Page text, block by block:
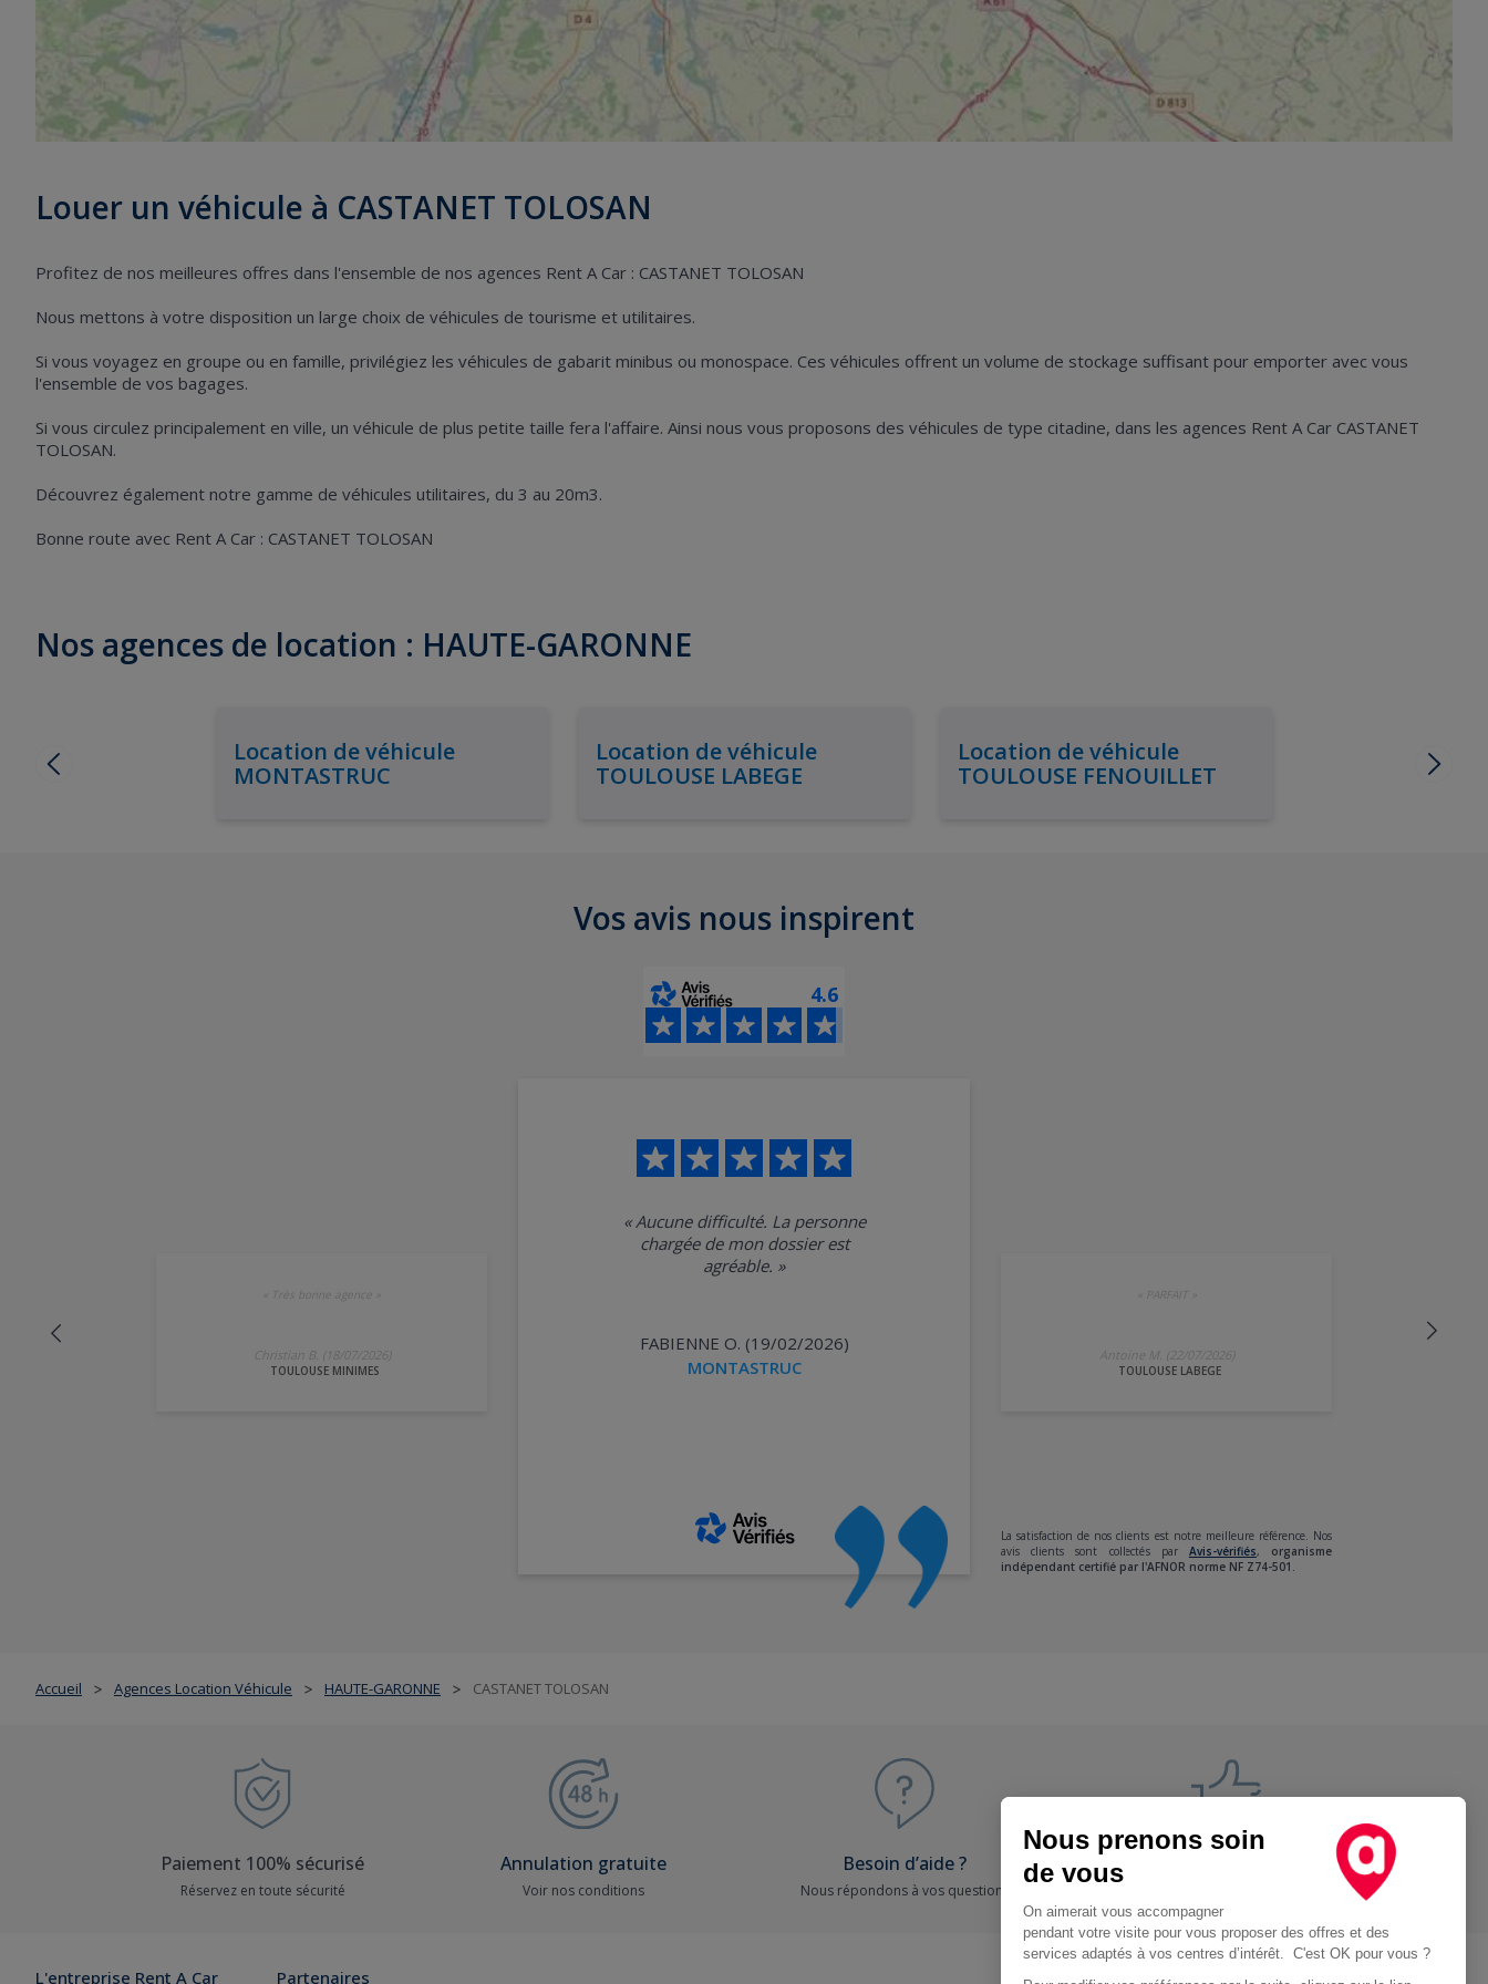
Accueil > Agences Location Véhicule > HAUTE-GARONNE > CASTANET TOLOSAN
Louer un véhicule à CASTANET TOLOSAN
Profitez de nos meilleures offres dans l'ensemble de nos agences Rent A Car : CASTANET TOLOSAN
Nous mettons à votre disposition un large choix de véhicules de tourisme et utilitaires.
Si vous voyagez en groupe ou en famille, privilégiez les véhicules de gabarit minibus ou monospace. Ces véhicules offrent un volume de stockage suffisant pour emporter avec vous
l'ensemble de vos bagages.
Si vous circulez principalement en ville, un véhicule de plus petite taille fera l'affaire. Ainsi nous vous proposons des véhicules de type citadine, dans les agences Rent A Car CASTANET
TOLOSAN.
Découvrez également notre gamme de véhicules utilitaires, du 3 au 20m3.
Bonne route avec Rent A Car : CASTANET TOLOSAN
Nos agences de location : HAUTE-GARONNE
Location de véhicule
MONTASTRUC
Location de véhicule
TOULOUSE LABEGE
Location de véhicule
TOULOUSE FENOUILLET
Vos avis nous inspirent
4.6
Très bonne agence
Christian B. (18/07/2026)
TOULOUSE MINIMES
«Aucune difficulté. La personne
chargée de mon dossier est
agréable. »
FABIENNE O. (19/02/2026)
MONTASTRUC
PARFAIT
Antoine M. (22/07/2026)
TOULOUSE LABEGE
La satisfaction de nos clients est notre meilleure référence. Nos
avis clients sont collectés par Avis-vérifiés, organisme
indépendant certifié par l'AFNOR norme NF Z74-501.
Paiement 100% sécurisé
Réservez en toute sécurité
Annulation gratuite
Voir nos conditions
Besoin d’aide ?
Nous répondons à vos questions
L'entreprise Rent A Car Partenaires
Nous prenons soin
de vous
On aimerait vous accompagner
pendant votre visite pour vous proposer des offres et des
services adaptés à vos centres d’intérêt. C'est OK pour vous ?